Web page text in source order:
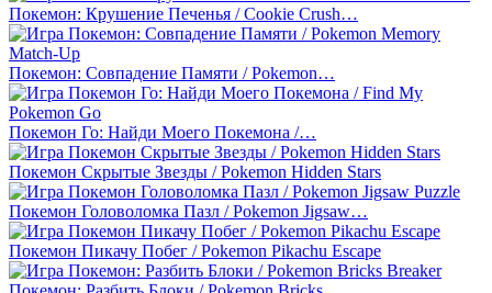
Покемон: Крушение Печенья / Cookie Crush…
Покемон: Совпадение Памяти / Pokemon…
Покемон Го: Найди Моего Покемона /…
Покемон Скрытые Звезды / Pokemon Hidden Stars
Покемон Головоломка Пазл / Pokemon Jigsaw…
Покемон Пикачу Побег / Pokemon Pikachu Escape